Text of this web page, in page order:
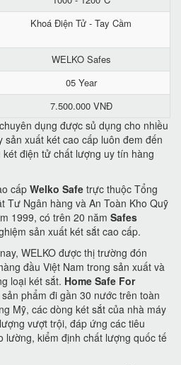
Khoá Điện Tử - Tay Cầm
WELKO Safes
05 Year
7.500.000 VNĐ
dụng được sủ dụng cho nhiều
sản xuất két cao cấp luôn đem đến
điện tử chất lượng uy tín hàng
cấp Welko Safe trực thuộc Tổng
Tư Ngân hàng và An Toàn Kho Quỹ
1999, có trên 20 năm Safes
sản xuất két sắt cao cấp.
WELKO được thị trường đón
đầu Việt Nam trong sản xuất và
loại két sắt. Home Safe For
phẩm đi gần 30 nước trên toàn
Mỹ, các dòng két sắt của nhà máy
vượt trội, đáp ứng các tiêu
lường, kiểm định chất lượng quốc tế